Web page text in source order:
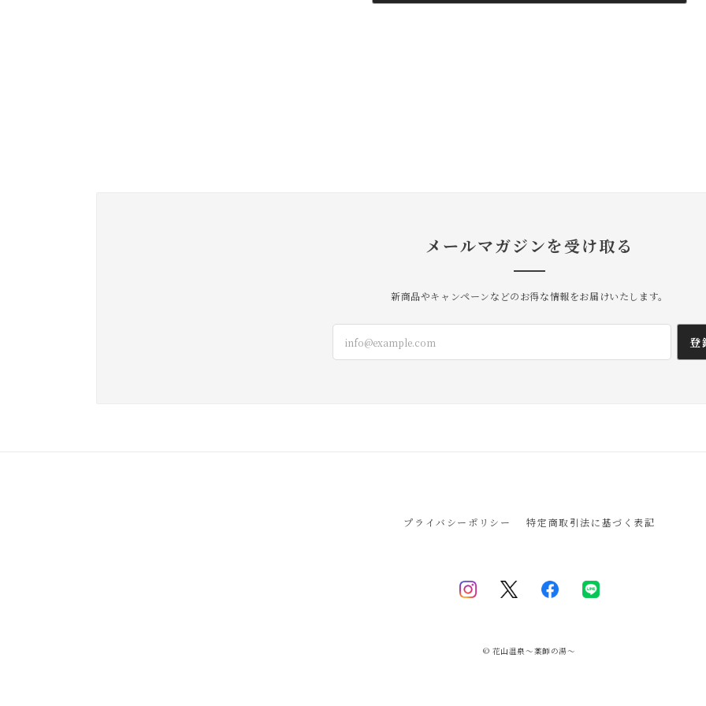
メールマガジンを受け取る
新商品やキャンペーンなどのお得な情報をお届けいたします。
登
プライバシーポリシー 特定商取引法に基づく表記
© 花山温泉〜薬師の湯〜